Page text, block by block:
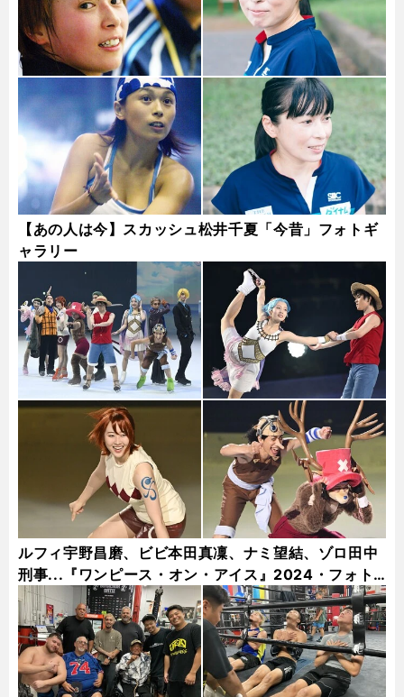
【あの人は今】スカッシュ松井千夏「今昔」フォトギ
ャラリー
ルフィ宇野昌磨、ビビ本田真凜、ナミ望結、ゾロ田中
刑事...『ワンピース・オン・アイス』2024・フォト
ギャラリー